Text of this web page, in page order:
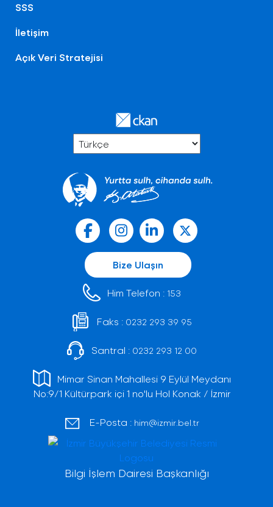
SSS
İletişim
Açık Veri Stratejisi
Bize Ulaşın
Him Telefon : 153
Faks : 0232 293 39 95
Santral : 0232 293 12 00
Mimar Sinan Mahallesi 9 Eylül Meydanı
No:9/1 Kültürpark içi 1 no'lu Hol Konak / İzmir
E-Posta : him@izmir.bel.tr
Bilgi İşlem Dairesi Başkanlığı